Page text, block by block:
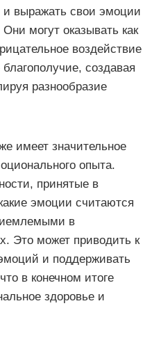
выражать свои эмоции
могут оказывать как
воздействие
создавая
разнообразие
имеет значительное
опыта.
принятые в
эмоции считаются
в
Это может приводить к
и поддерживать
в конечном итоге
здоровье и